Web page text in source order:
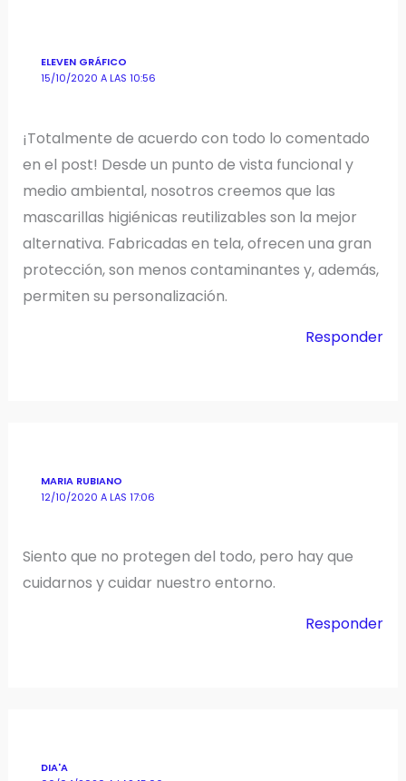
ELEVEN GRÁFICO
15/10/2020 A LAS 10:56
¡Totalmente de acuerdo con todo lo comentado
en el post! Desde un punto de vista funcional y
medio ambiental, nosotros creemos que las
mascarillas higiénicas reutilizables son la mejor
alternativa. Fabricadas en tela, ofrecen una gran
protección, son menos contaminantes y, además,
permiten su personalización.
Responder
MARIA RUBIANO
12/10/2020 A LAS 17:06
Siento que no protegen del todo, pero hay que
cuidarnos y cuidar nuestro entorno.
Responder
DIA'A